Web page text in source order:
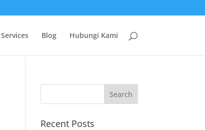
Services Blog Hubungi Kami
Recent Posts